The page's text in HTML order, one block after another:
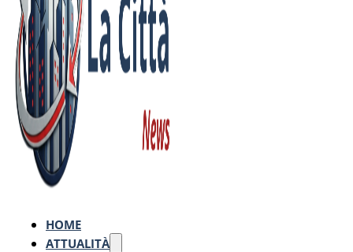
HOME
ATTUALITÀ